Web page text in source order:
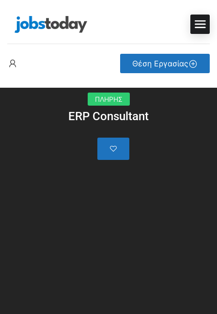
Θέση Εργασίας
ΠΛΗΡΗΣ
ERP Consultant